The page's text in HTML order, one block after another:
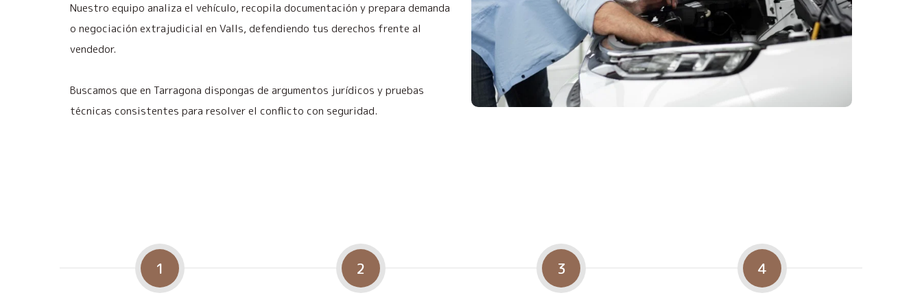
Nuestro equipo analiza el vehículo, recopila documentación y prepara demanda
o negociación extrajudicial en Valls, defendiendo tus derechos frente al
vendedor.
Buscamos que en Tarragona dispongas de argumentos jurídicos y pruebas
técnicas consistentes para resolver el conflicto con seguridad.
1 2 3 4